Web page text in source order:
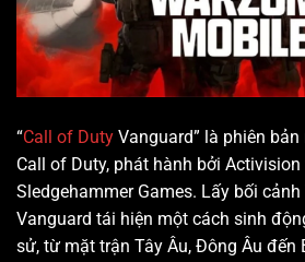
“Call of Duty Vanguard” là phiên
Call of Duty, phát hành bởi
Sledgehammer Games. Lấy bối cảnh
Vanguard tái hiện một cách sinh
sử, từ mặt trận Tây Âu, Đông Âu đến